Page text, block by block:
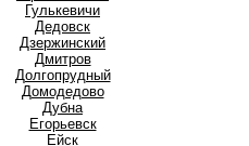
Гулькевичи
Дедовск
Дзержинский
Дмитров
Долгопрудный
Домодедово
Дубна
Егорьевск
Ейск